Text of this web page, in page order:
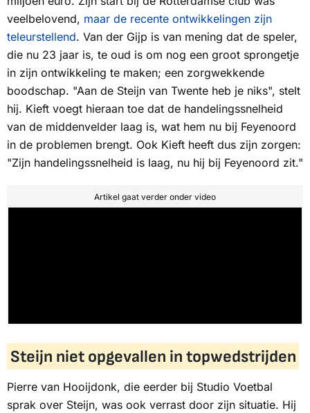
veelbelovend, maar de recente ontwikkelingen zijn
teleurstellend. Van der Gijp is van mening dat de speler,
die nu 23 jaar is, te oud is om nog een groot sprongetje
in zijn ontwikkeling te maken; een zorgwekkende
boodschap. "Aan de Steijn van Twente heb je niks", stelt
hij. Kieft voegt hieraan toe dat de handelingssnelheid
van de middenvelder laag is, wat hem nu bij Feyenoord
in de problemen brengt. Ook Kieft heeft dus zijn zorgen:
"Zijn handelingssnelheid is laag, nu hij bij Feyenoord zit."
Artikel gaat verder onder video
Steijn niet opgevallen in topwedstrijden
Pierre van Hooijdonk, die eerder bij Studio Voetbal
sprak over Steijn, was ook verrast door zijn situatie. Hij